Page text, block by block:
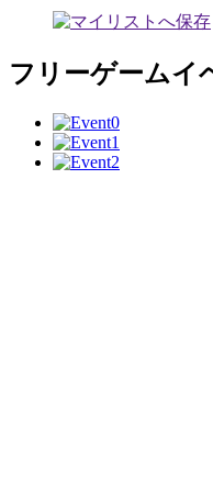
フリーゲームイ